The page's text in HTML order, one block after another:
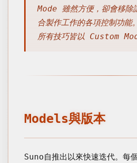
Mode 雖然方便，卻會移
合製作工作的各項控制功能
所有技巧皆以 Custom
Models與版本
Suno自推出以來快速迭代。每